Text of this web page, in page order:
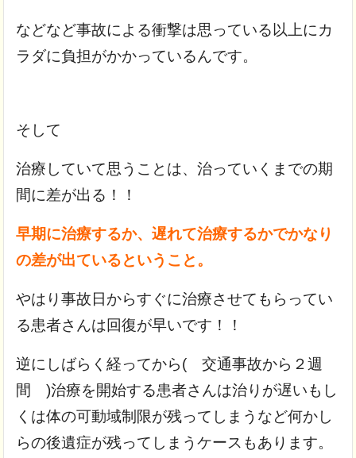
などなど事故による衝撃は思っている以上にカ
ラダに負担がかかっているんです。
そして
治療していて思うことは、治っていくまでの期
間に差が出る！！
早期に治療するか、遅れて治療するかでかなり
の差が出ているということ。
やはり事故日からすぐに治療させてもらってい
る患者さんは回復が早いです！！
逆にしばらく経ってから( 交通事故から２週
間 )治療を開始する患者さんは治りが遅いもし
くは体の可動域制限が残ってしまうなど何かし
らの後遺症が残ってしまうケースもあります。